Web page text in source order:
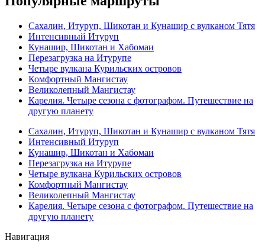
Сахалин, Итуруп, Шикотан и Кунашир с вулканом Тятя
Интенсивный Итуруп
Кунашир, Шикотан и Хабомаи
Перезагрузка на Итурупе
Четыре вулкана Курильских островов
Комфортный Мангистау
Великолепный Мангистау
Карелия. Четыре сезона с фотографом. Путешествие на
другую планету
Сахалин, Итуруп, Шикотан и Кунашир с вулканом Тятя
Интенсивный Итуруп
Кунашир, Шикотан и Хабомаи
Перезагрузка на Итурупе
Четыре вулкана Курильских островов
Комфортный Мангистау
Великолепный Мангистау
Карелия. Четыре сезона с фотографом. Путешествие на
другую планету
Навигация